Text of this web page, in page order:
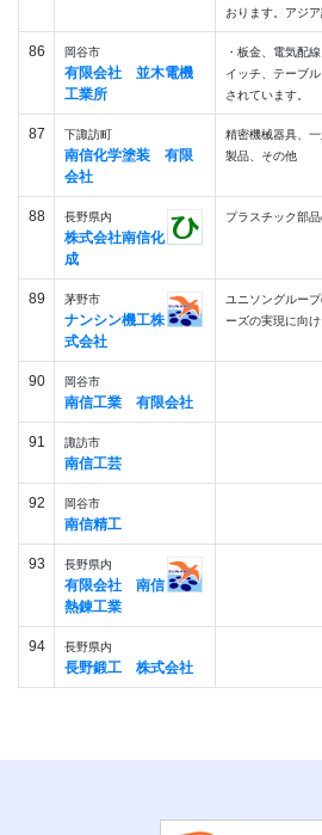
おります。アジ
86 岡谷市
有限会社 並木電機
工業所
・板金、電気配
イッチ、テーブ
されています。
87 下諏訪町
南信化学塗装 有限
会社
精密機械器具、
製品、その他
88 長野県内
株式会社南信化
成
プラスチック部
89 茅野市
ナンシン機工株
式会社
ユニソングルー
ーズの実現に向
90 岡谷市
南信工業 有限会社
91 諏訪市
南信工芸
92 岡谷市
南信精工
93 長野県内
有限会社 南信
熱錬工業
94 長野県内
長野鍛工 株式会社